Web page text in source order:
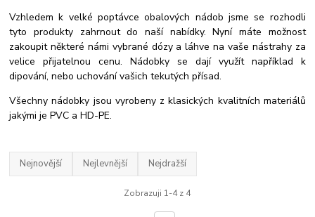
Vzhledem k velké poptávce obalových nádob jsme se rozhodli
tyto produkty zahrnout do naší nabídky. Nyní máte možnost
zakoupit některé námi vybrané dózy a láhve na vaše nástrahy za
velice přijatelnou cenu. Nádobky se dají využít například k
dipování, nebo uchování vašich tekutých přísad.
Všechny nádobky jsou vyrobeny z klasických kvalitních materiálů
jakými je PVC a HD-PE.
Nejnovější Nejlevnější Nejdražší
Zobrazuji 1-4 z 4